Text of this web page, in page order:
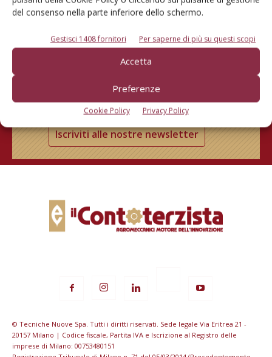
del consenso nella parte inferiore dello schermo.
Gestisci 1408 fornitori Per saperne di più su questi scopi
Accetta
Preferenze
Cookie Policy Privacy Policy
dell’agricoltura
Iscriviti alle nostre newsletter
© Tecniche Nuove Spa. Tutti i diritti riservati. Sede legale Via Eritrea 21 -
20157 Milano | Codice fiscale, Partita IVA e Iscrizione al Registro delle
imprese di Milano: 00753480151